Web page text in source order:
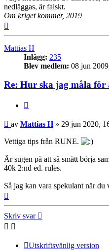
nedläggas, är falskt.
Om kriget kommer, 2019
Mattias H
Inlägg: 235
Blev medlem: 08 jun
Re: Hur ska jag måla för
Inlägg
av Mattias H» 29 jun 2020,
Vettiga tips från RUNE.
Är sugen på att så smått börja
40k 2:nd ed. rules.
Så jag kan vara spekulant när du
Skriv svar
Utskriftsvänlig version